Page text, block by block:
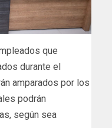
que
durante el
amparados por los
podrán
según sea